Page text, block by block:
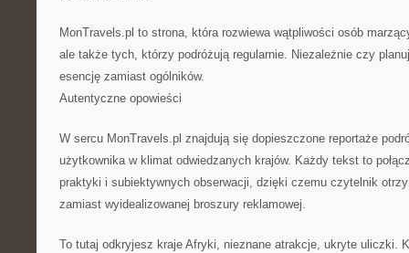
MonTravels.pl to strona, która rozwiewa wątpliwości osób
ale także tych, którzy podróżują regularnie. Niezależnie czy
esencję zamiast ogólników.
Autentyczne opowieści
W sercu MonTravels.pl znajdują się dopieszczone reportaże
użytkownika w klimat odwiedzanych krajów. Każdy tekst to
praktyki i subiektywnych obserwacji, dzięki czemu czytelnik
zamiast wyidealizowanej broszury reklamowej.
To tutaj odkryjesz kraje Afryki, nieznane atrakcje, ukryte uliczki.